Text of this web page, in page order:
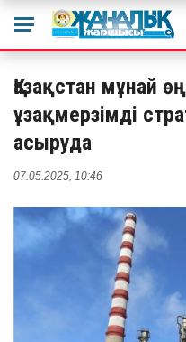
Қазақстан мұнай
ұзақмерзімді
асыруда
07.05.2025, 10:46